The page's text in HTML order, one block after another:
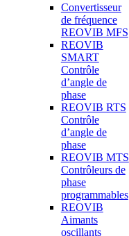
Convertisseur
de fréquence
REOVIB MFS
REOVIB
SMART
Contrôle
d’angle de
phase
REOVIB RTS
Contrôle
d’angle de
phase
REOVIB MTS
Contrôleurs de
phase
programmables
REOVIB
Aimants
oscillants